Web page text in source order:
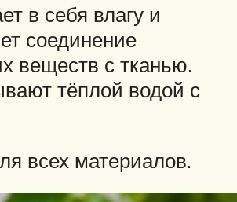
в себя влагу и
соединение
веществ с тканью.
тёплой водой с
всех материалов.